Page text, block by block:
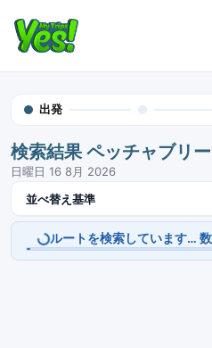
出発
検索結果 ペッチャブリ
日曜日 16 8月 2026
結果を並べ替え
ルートを検索しています…